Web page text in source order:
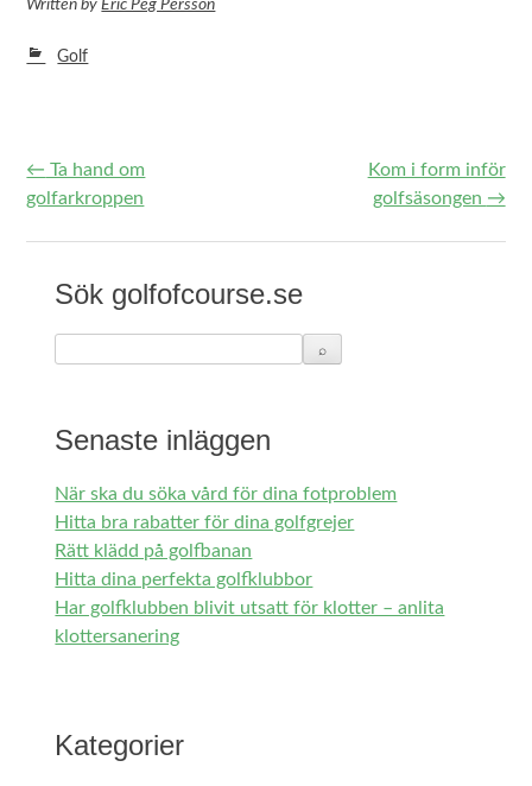
WrittenbyEric Peg Persson
Golf
Post navigation
← Ta hand om
golfarkroppen
Kom i form inför
golfsäsongen →
Sök golfofcourse.se
Senaste inläggen
När ska du söka vård för dina fotproblem
Hitta bra rabatter för dina golfgrejer
Rätt klädd på golfbanan
Hitta dina perfekta golfklubbor
Har golfklubben blivit utsatt för klotter – anlita
klottersanering
Kategorier